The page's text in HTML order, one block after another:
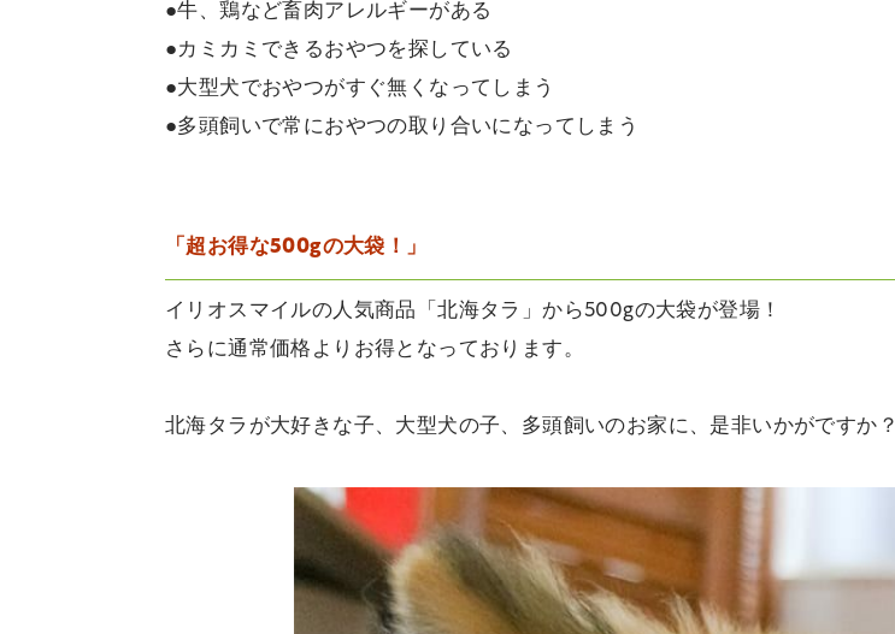
●牛、鶏など畜肉アレルギーがある
●カミカミできるおやつを探している
●大型犬でおやつがすぐ無くなってしまう
●多頭飼いで常におやつの取り合いになってしまう
「超お得な500gの大袋！」
イリオスマイルの人気商品「北海タラ」から500gの大袋が登場！
さらに通常価格よりお得となっております。
北海タラが大好きな子、大型犬の子、多頭飼いのお家に、是非いかがですか？